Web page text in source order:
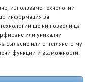
използваме технологии
информация за
ще ни позволи да
или уникални
съгласие или оттеглянето му
функции и възможности.
Рейнджър ХР
Мъд Едишън за
година